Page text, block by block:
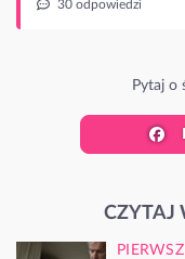
o świadczenia i
CZYTAJ